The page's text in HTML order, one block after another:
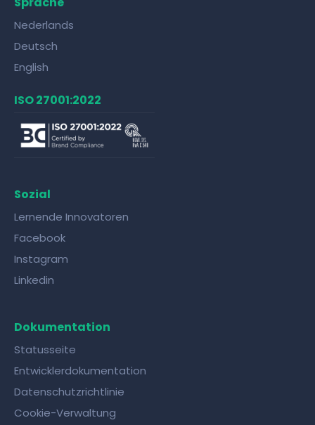
Nederlands
Deutsch
English
ISO 27001:2022
Sozial
Lernende Innovatoren
Facebook
Instagram
Linkedin
Dokumentation
Statusseite
Entwicklerdokumentation
Datenschutzrichtlinie
Cookie-Verwaltung